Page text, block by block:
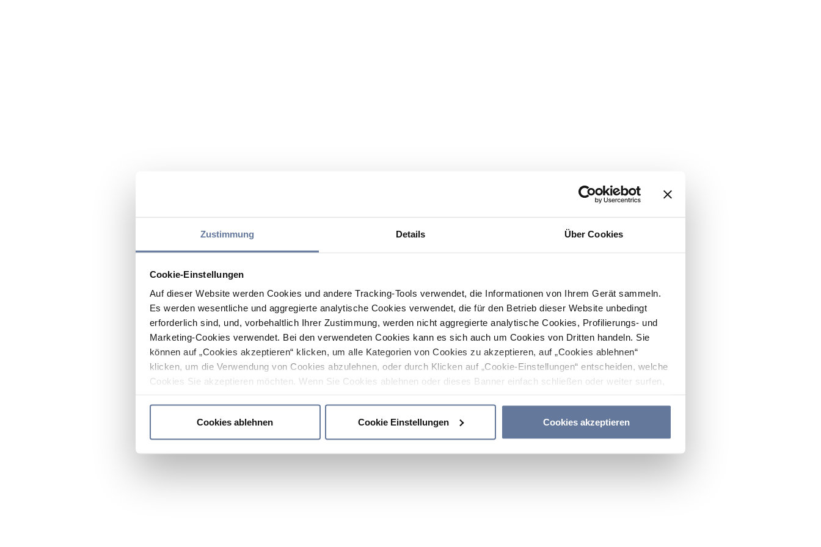
Zustimmung Details Über Cookies
Cookie-Einstellungen
Auf dieser Website werden Cookies und andere Tracking-Tools verwendet, die Informationen von Ihrem Gerät sammeln.
Es werden wesentliche und aggregierte analytische Cookies verwendet, die für den Betrieb dieser Website unbedingt
erforderlich sind, und, vorbehaltlich Ihrer Zustimmung, werden nicht aggregierte analytische Cookies, Profilierungs- und
Marketing-Cookies verwendet. Bei den verwendeten Cookies kann es sich auch um Cookies von Dritten handeln. Sie
können auf „Cookies akzeptieren“ klicken, um alle Kategorien von Cookies zu akzeptieren, auf „Cookies ablehnen“
klicken, um die Verwendung von Cookies abzulehnen, oder durch Klicken auf „Cookie-Einstellungen“ entscheiden, welche
Cookies Sie akzeptieren möchten. Wenn Sie Cookies ablehnen oder dieses Banner einfach schließen oder weiter surfen,
Cookies ablehnen
Cookie Einstellungen Cookies akzeptieren